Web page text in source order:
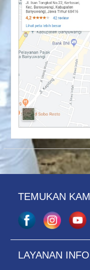
TEMUKAN
LAYANAN